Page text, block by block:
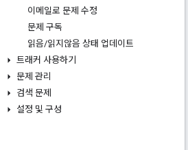
이메일로 문제 수정
문제 구독
읽음/읽지않음 상태 업데이트
트래커 사용하기
문제 관리
검색 문제
설정 및 구성